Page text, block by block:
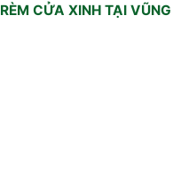
RÈM CỬA XINH TẠI